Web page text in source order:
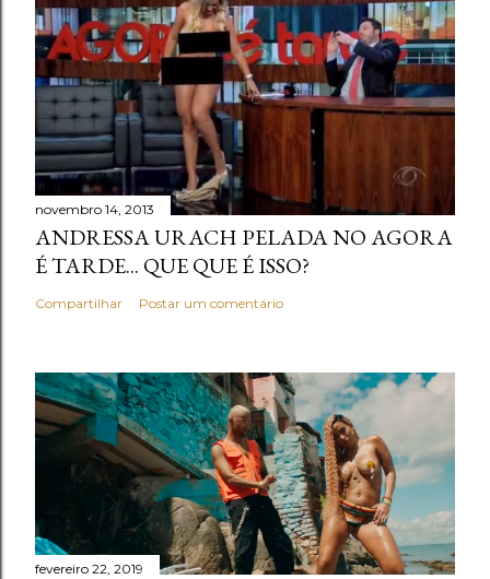
novembro 14, 2013
ANDRESSA URACH PELADA NO AGORA
É TARDE... QUE QUE É ISSO?
Compartilhar Postar um comentário
fevereiro 22, 2019